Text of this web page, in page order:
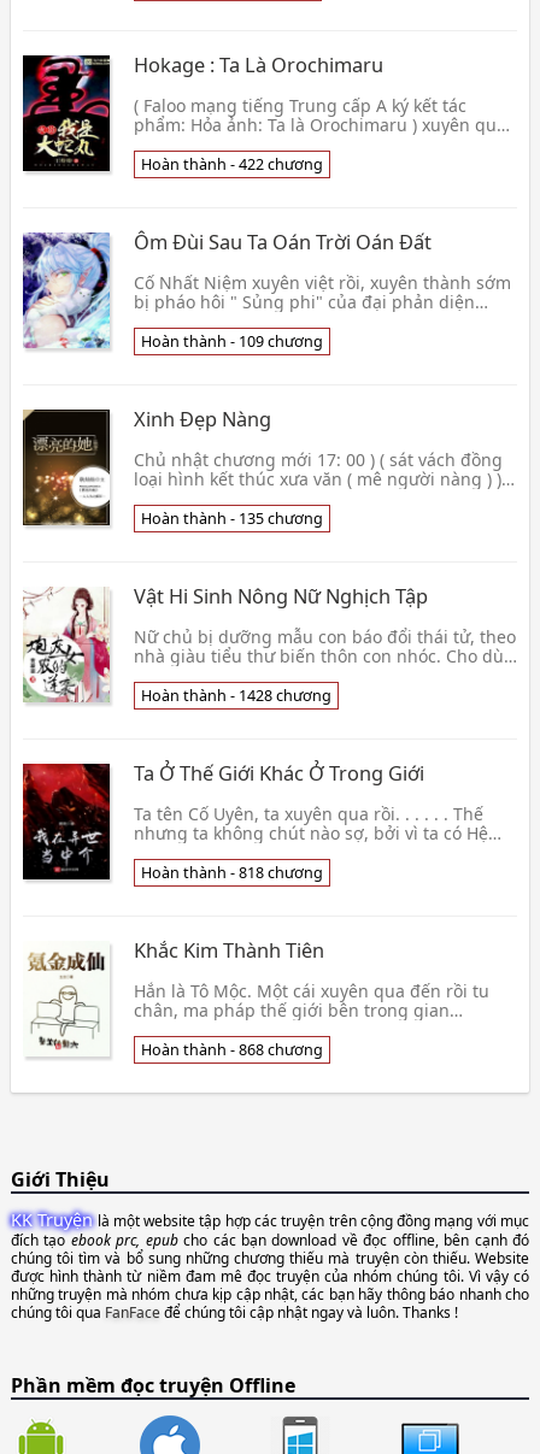
Hokage : Ta Là Orochimaru
( Faloo mạng tiếng Trung cấp A ký kết tác
phẩm: Hỏa ảnh: Ta là Orochimaru ) xuyên qua
khoa học c
Hoàn thành - 422 chương
Ôm Đùi Sau Ta Oán Trời Oán Đất
Cố Nhất Niệm xuyên việt rồi, xuyên thành sớm
bị pháo hôi " Sủng phi" của đại phản diện
bản th
Hoàn thành - 109 chương
Xinh Đẹp Nàng
Chủ nhật chương mới 17: 00 ) ( sát vách đồng
loại hình kết thúc xưa văn ( mê người nàng ) )
Xuân
Hoàn thành - 135 chương
Vật Hi Sinh Nông Nữ Nghịch Tập
Nữ chủ bị dưỡng mẫu con báo đổi thái tử, theo
nhà giàu tiểu thư biến thôn con nhóc. Cho dù
nhâ
Hoàn thành - 1428 chương
Ta Ở Thế Giới Khác Ở Trong Giới
Ta tên Cố Uyên, ta xuyên qua rồi. . . . . . Thế
nhưng ta không chút nào sợ, bởi vì ta có Hệ
ng
Hoàn thành - 818 chương
Khắc Kim Thành Tiên
Hắn là Tô Mộc. Một cái xuyên qua đến rồi tu
chân, ma pháp thế giới bên trong gian
Tiên, một gan đ
Hoàn thành - 868 chương
Giới Thiệu
KK Truyệnlà một website tập hợp các truyện trên cộng đồng mạng với mục
đích tạoebook prc, epubcho các bạn download về đọc offline, bên cạnh đó
chúng tôi tìm và bổ sung những chương thiếu mà truyện còn thiếu. Website
được hình thành từ niềm đam mê đọc truyện của nhóm chúng tôi. Vì vậy có
những truyện mà nhóm chưa kịp cập nhật, các bạn hãy thông báo nhanh cho
chúng tôi qua FanFaceđể chúng tôi cập nhật ngay và luôn. Thanks !
Phần mềm đọc truyện Offline